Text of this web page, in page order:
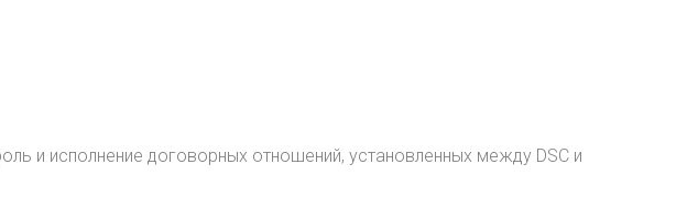
и исполнение договорных отношений, установленных между DSC и